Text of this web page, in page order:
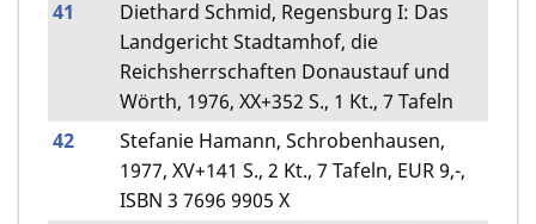
41
Diethard Schmid, Regensburg I: Das
Landgericht Stadtamhof, die
Reichsherrschaften Donaustauf und
Wörth, 1976, XX+352 S., 1 Kt., 7 Tafeln
42
Stefanie Hamann, Schrobenhausen,
1977, XV+141 S., 2 Kt., 7 Tafeln, EUR 9,-,
ISBN 3 7696 9905 X